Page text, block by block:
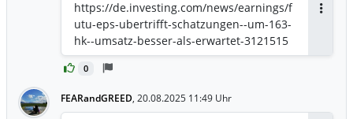
0
https://de.investing.com/news/earnings/f
utu-eps-ubertrifft-schatzungen--um-163-
hk--umsatz-besser-als-erwartet-3121515
FEARandGREED, 20.08.2025 11:49 Uhr